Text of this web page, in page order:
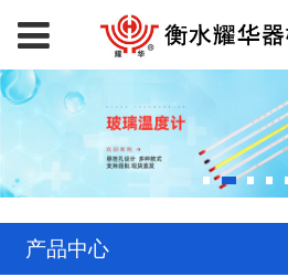
产品中心